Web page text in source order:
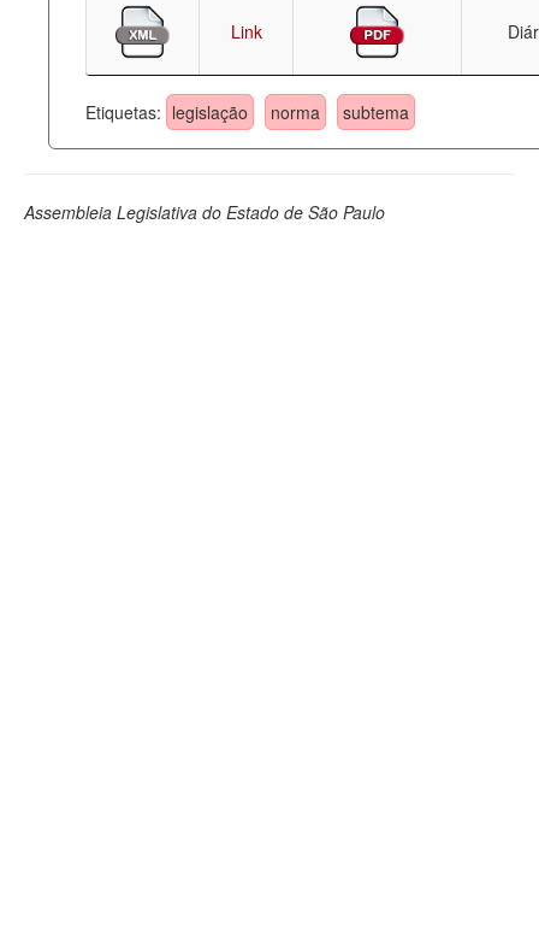
Legislação
Perguntas frequentes
Link
Etiquetas: legislação norma subtema
Assembleia Legislativa do Estado de São Paulo